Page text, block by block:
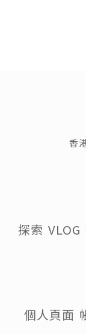
香
探索 VLOG
個人頁面